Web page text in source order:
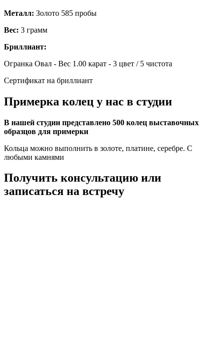
Металл: Золото 585 пробы
Вес: 3 грамм
Бриллиант:
Огранка Овал - Вес 1.00 карат - 3 цвет / 5 чистота
Сертификат на бриллиант
Примерка колец у нас в студии
В нашей студии представлено 500 колец выставочных
образцов для примерки
Кольца можно выполнить в золоте, платине, серебре. С
любыми камнями
Получить консультацию или
записаться на встречу